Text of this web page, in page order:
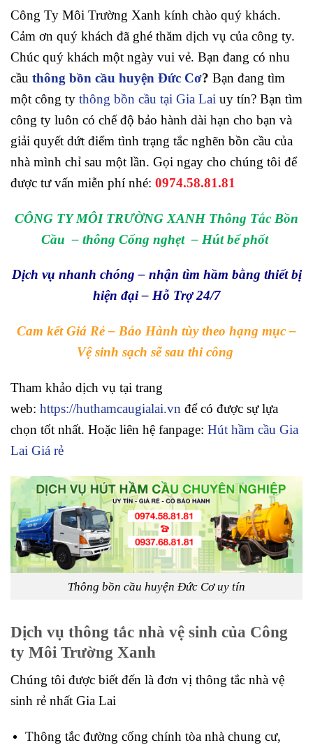
Công Ty Môi Trường Xanh kính chào quý khách.
Cảm ơn quý khách đã ghé thăm dịch vụ của công ty.
Chúc quý khách một ngày vui vẻ. Bạn đang có nhu
cầu thông bồn cầu huyện Đức Cơ? Bạn đang tìm
một công ty thông bồn cầu tại Gia Lai uy tín? Bạn tìm
công ty luôn có chế độ bảo hành dài hạn cho bạn và
giải quyết dứt điểm tình trạng tắc nghẽn bồn cầu của
nhà mình chỉ sau một lần. Gọi ngay cho chúng tôi để
được tư vấn miễn phí nhé: 0974.58.81.81
CÔNG TY MÔI TRƯỜNG XANH Thông Tắc Bồn
Cầu – thông Cống nghẹt– Hút bể phốt
Dịch vụ nhanh chóng – nhận tìm hầm bằng thiết bị
hiện đại – Hỗ Trợ 24/7
Cam kết Giá Rẻ – Bảo Hành tùy theo hạng mục –
Vệ sinh sạch sẽ sau thi công
Tham khảo dịch vụ tại trang
web: https://huthamcaugialai.vn để có được sự lựa
chọn tốt nhất. Hoặc liên hệ fanpage: Hút hầm cầu Gia
Lai Giá rẻ
Thông bồn cầu huyện Đức Cơ uy tín
Dịch vụ thông tắc nhà vệ sinh của Công
ty Môi Trường Xanh
Chúng tôi được biết đến là đơn vị thông tắc nhà vệ
sinh rẻ nhất Gia Lai
Thông tắc đường cống chính tòa nhà chung cư,